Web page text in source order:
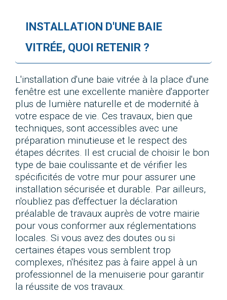
INSTALLATION D'UNE BAIE
VITRÉE, QUOI RETENIR ?
L'installation d'une baie vitrée à la place d'une
fenêtre est une excellente manière d'apporter
plus de lumière naturelle et de modernité à
votre espace de vie. Ces travaux, bien que
techniques, sont accessibles avec une
préparation minutieuse et le respect des
étapes décrites. Il est crucial de choisir le bon
type de baie coulissante et de vérifier les
spécificités de votre mur pour assurer une
installation sécurisée et durable. Par ailleurs,
n'oubliez pas d'effectuer la déclaration
préalable de travaux auprès de votre mairie
pour vous conformer aux réglementations
locales. Si vous avez des doutes ou si
certaines étapes vous semblent trop
complexes, n'hésitez pas à faire appel à un
professionnel de la menuiserie pour garantir
la réussite de vos travaux.